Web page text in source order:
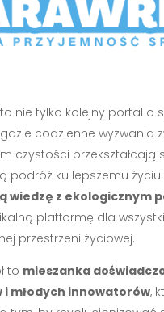
to nie tylko kolejny portal o
codzienne wyzwania
czystości przekształcają
podróż ku lepszemu
wiedzę z ekologicznym
platformę dla
przestrzeni życiowej.
to mieszanka
młodych innowatorów,